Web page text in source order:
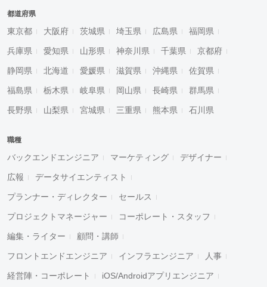
都道府県
東京都 大阪府 茨城県 埼玉県 広島県 福岡県
兵庫県 愛知県 山形県 神奈川県 千葉県 京都府
静岡県 北海道 愛媛県 滋賀県 沖縄県 佐賀県
福島県 栃木県 岐阜県 岡山県 長崎県 群馬県
長野県 山梨県 宮城県 三重県 熊本県 石川県
職種
バックエンドエンジニア マーケティング デザイナー
広報 データサイエンティスト
プランナー・ディレクター セールス
プロジェクトマネージャー コーポレート・スタッフ
編集・ライター 顧問・講師
フロントエンドエンジニア インフラエンジニア 人事
経営陣・コーポレート iOS/Androidアプリエンジニア